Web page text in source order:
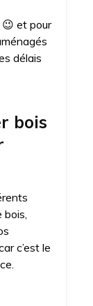
et pour
délais
bois
bois,
c’est le